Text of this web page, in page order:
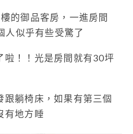
的御品客房，一進房間
人似乎有些受驚了
啦！！光是房間就有30坪
跟躺椅床，如果有第三個
有地方睡